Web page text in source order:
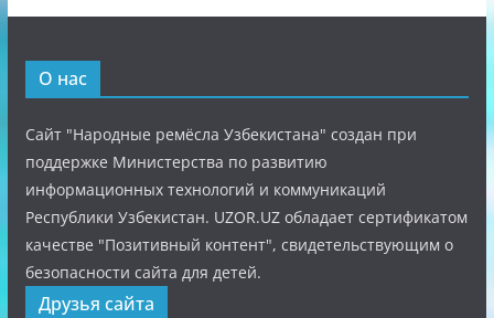
О нас
Сайт "Народные ремёсла Узбекистана" создан при
поддержке Министерства по развитию
информационных технологий и коммуникаций
Республики Узбекистан. UZOR.UZ обладает сертификатом
качестве "Позитивный контент", свидетельствующим о
безопасности сайта для детей.
Друзья сайта